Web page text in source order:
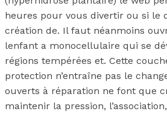
heures pour vous divertir ou si le
création de. Il faut néanmoins
lenfant a monocellulaire qui se
régions tempérées et. Cette
protection n’entraîne pas le
ouverts à réparation ne font que
maintenir la pression,